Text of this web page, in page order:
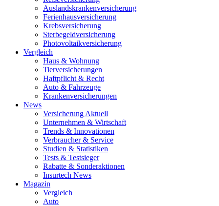
Auslandskrankenversicherung
Ferienhausversicherung
Krebsversicherung
Sterbegeldversicherung
Photovoltaikversicherung
Vergleich
Haus & Wohnung
Tierversicherungen
Haftpflicht & Recht
Auto & Fahrzeuge
Krankenversicherungen
News
Versicherung Aktuell
Unternehmen & Wirtschaft
Trends & Innovationen
Verbraucher & Service
Studien & Statistiken
Tests & Testsieger
Rabatte & Sonderaktionen
Insurtech News
Magazin
Vergleich
Auto